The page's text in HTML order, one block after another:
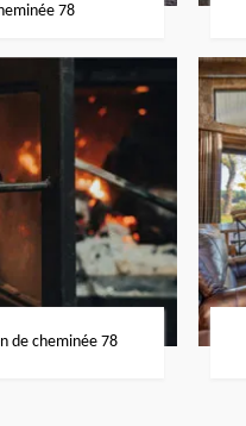
78
de cheminée 78